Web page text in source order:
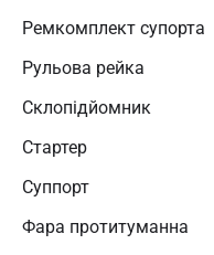
Ремкомплект супорта
Рульова рейка
Склопідйомник
Стартер
Суппорт
Фара протитуманна